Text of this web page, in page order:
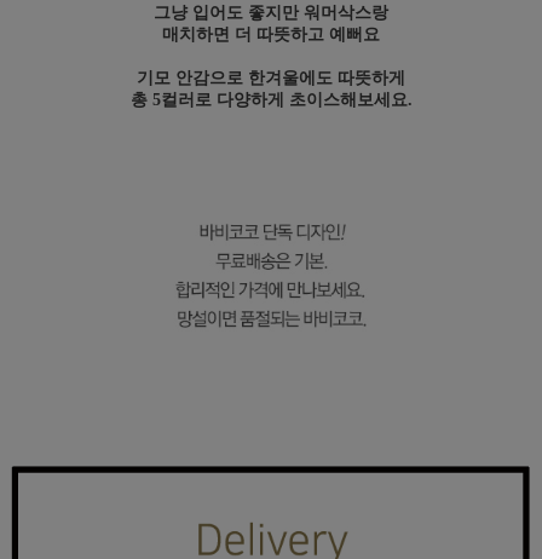
그냥 입어도 좋지만 워머삭스랑
매치하면 더 따뜻하고 예뻐요
기모 안감으로 한겨울에도 따뜻하게
총 5컬러로 다양하게 초이스해보세요.